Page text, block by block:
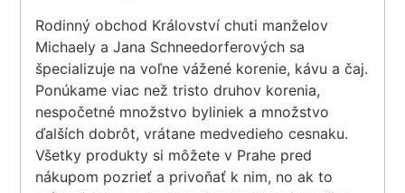
Rodinný obchod Království chuti manželov
Michaely a Jana Schneedorferových sa
špecializuje na voľne vážené korenie, kávu a čaj.
Ponúkame viac než tristo druhov korenia,
nespočetné množstvo byliniek a množstvo
ďalších dobrôt, vrátane medvedieho cesnaku.
Všetky produkty si môžete v Prahe pred
nákupom pozrieť a privoňať k nim, no ak to